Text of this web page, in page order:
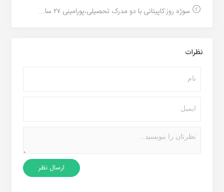
سوژه روز:کاپیتانی با دو مدرک تحصیلی،پورامینی ۲۷ سا...
نظرات